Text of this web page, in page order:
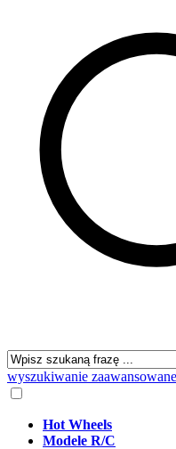
wyszukiwanie zaawansowane
Hot Wheels
Modele R/C